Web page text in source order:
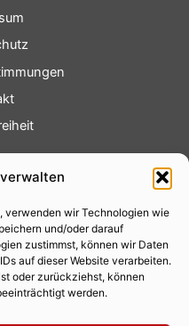
verwenden wir Technologien wie
und/oder darauf
zustimmst, können wir Daten
auf dieser Website verarbeiten.
oder zurückziehst, können
werden.